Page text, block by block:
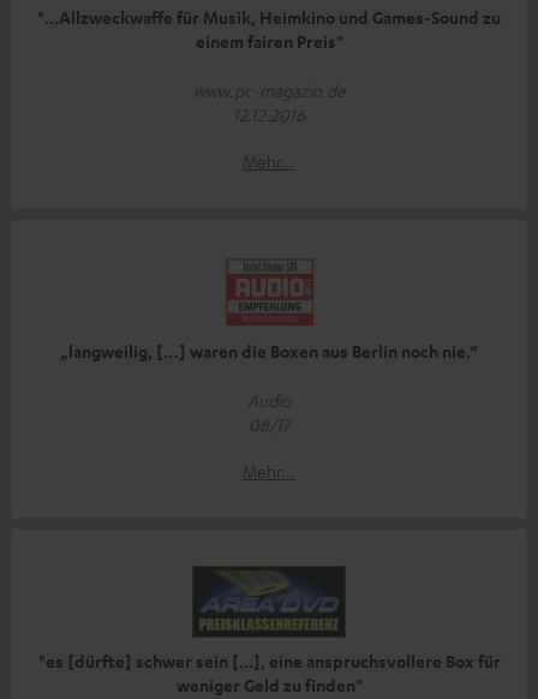
"...Allzweckwaffe für Musik, Heimkino und Games-Sound zu
einem fairen Preis"
www.pc-magazin.de
12.12.2016
Mehr...
„langweilig, […] waren die Boxen aus Berlin noch nie.“
Audio
08/17
Mehr...
"es [dürfte] schwer sein [...], eine anspruchsvollere Box für
weniger Geld zu finden"